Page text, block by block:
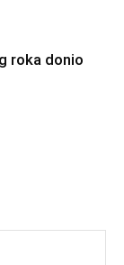
roka donio